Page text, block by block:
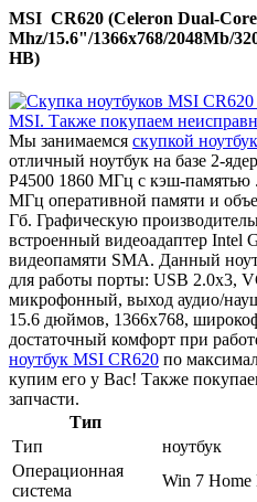
MSI CR620 (Celeron Dual-Core
Mhz/15.6"/1366x768/2048Mb/
HB)
Мы занимаемся скупкой
отличный ноутбук на базе 2-
P4500 1860 МГц с кэш-
МГц оперативной памяти и
Гб. Графическую
встроенный видеоадаптер Intel
видеопамяти SMA. Данный
для работы порты: USB 2.0x3,
микрофонный, выход аудио/
15.6 дюймов, 1366x768,
достаточный комфорт при
ноутбук MSI CR620 по
купим его у Вас! Также
запчасти.
Тип
Тип
ноутбук
Операционная
система
Win 7 Home